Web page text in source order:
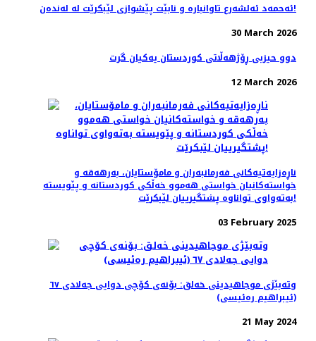
ئەحمەد ئەلشەرع تاوانبارە و نابێت پێشوازی لێبکرێت لە لەندەن!
30 March 2026
دوو حیزبی ڕۆژهەڵاتی کوردستان یەکیان گرت
12 March 2026
ناڕەزایەتیەکانی فەرمانبەران و مامۆستایان، بەرهەقە و
خواستەکانیان خواستی هەموو خەڵکی کوردستانە و پێویستە
بەتەواوی تواناوە پشتگیرییان لێبکرێت!
03 February 2025
وتەبێژی موجاهیدینی خەلق: بۆنەی کۆچی دوایی جەلادی ٦٧
(ئیبراهیم رەئیسی)
21 May 2024